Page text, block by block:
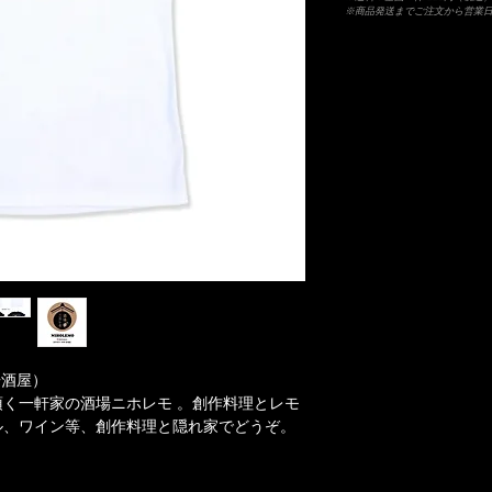
屋）
一軒家の酒場ニホレモ 。創作料理とレモ
ワイン等、創作料理と隠れ家でどうぞ。
※商品発送までご注文から営業